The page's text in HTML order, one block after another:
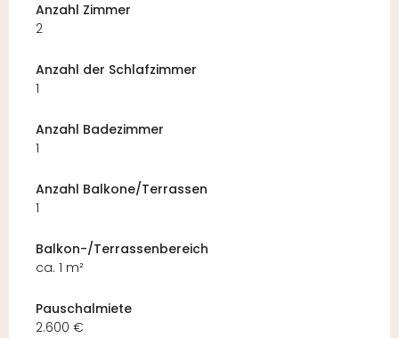
Anzahl Zimmer
2
Anzahl der Schlafzimmer
1
Anzahl Badezimmer
1
Anzahl Balkone/Terrassen
1
Balkon-/Terrassenbereich
ca. 1 m²
Pauschalmiete
2.600 €